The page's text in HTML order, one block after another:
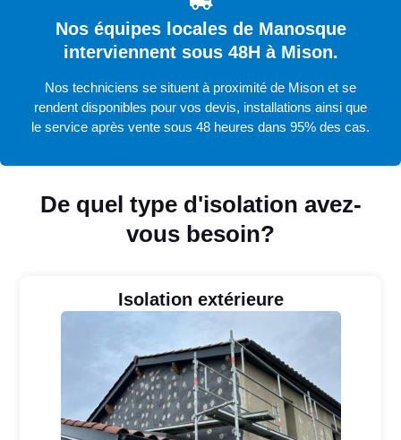
De quel type d'isolation avez-
vous besoin?
Isolation extérieure
Nos équipes locales de Manosque
interviennent sous 48H à Mison.
Nos techniciens se situent à proximité de Mison et se
rendent disponibles pour vos devis, installations ainsi que
le service après vente sous 48 heures dans 95% des cas.